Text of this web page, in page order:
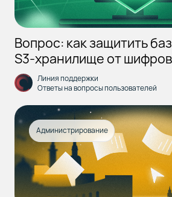
Вопрос: как защитить
S3‑хранилище от
Линия поддержки
Ответы на вопросы пользователей
Администрирование